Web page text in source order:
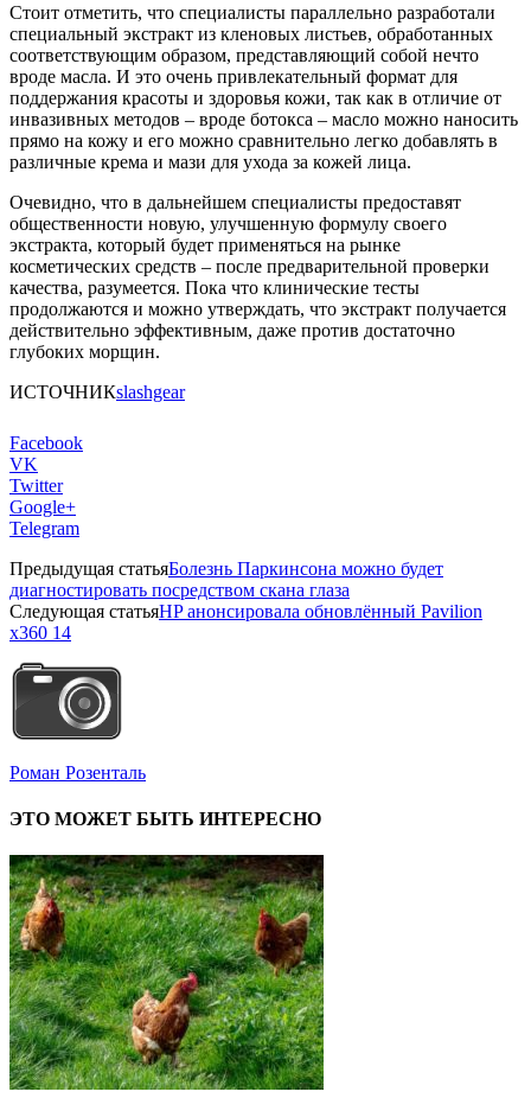
Стоит отметить, что специалисты параллельно разработали
специальный экстракт из кленовых листьев, обработанных
соответствующим образом, представляющий собой нечто
вроде масла. И это очень привлекательный формат для
поддержания красоты и здоровья кожи, так как в отличие от
инвазивных методов – вроде ботокса – масло можно наносить
прямо на кожу и его можно сравнительно легко добавлять в
различные крема и мази для ухода за кожей лица.
Очевидно, что в дальнейшем специалисты предоставят
общественности новую, улучшенную формулу своего
экстракта, который будет применяться на рынке
косметических средств – после предварительной проверки
качества, разумеется. Пока что клинические тесты
продолжаются и можно утверждать, что экстракт получается
действительно эффективным, даже против достаточно
глубоких морщин.
ИСТОЧНИКslashgear
Facebook
VK
Twitter
Google+
Telegram
Предыдущая статьяБолезнь Паркинсона можно будет
диагностировать посредством скана глаза
Следующая статьяHP анонсировала обновлённый Pavilion
x360 14
Роман Розенталь
ЭТО МОЖЕТ БЫТЬ ИНТЕРЕСНО